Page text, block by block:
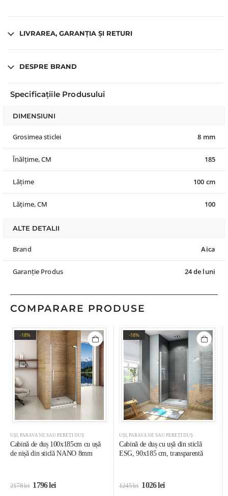
LIVRAREA, GARANȚIA ȘI RETURI
DESPRE BRAND
Specificațiile Produsului
DIMENSIUNI
Grosimea sticlei 8 mm
Înălțime, CM 185
Lățime 100 cm
Lățime, CM 100
ALTE DETALII
Brand Aica
Garanție Produs 24 de luni
COMPARARE PRODUSE
-18%
UȘI, PARAVANE SAU PEREȚI DUȘ
Cabină de duș 100x185cm cu ușă
de nișă din sticlă NANO 8mm
2178lei 1796lei
-18%
UȘI, PARAVANE SAU PEREȚI DUȘ
Cabină de duș cu ușă din sticlă
ESG, 90x185 cm, transparentă
1245lei 1026lei